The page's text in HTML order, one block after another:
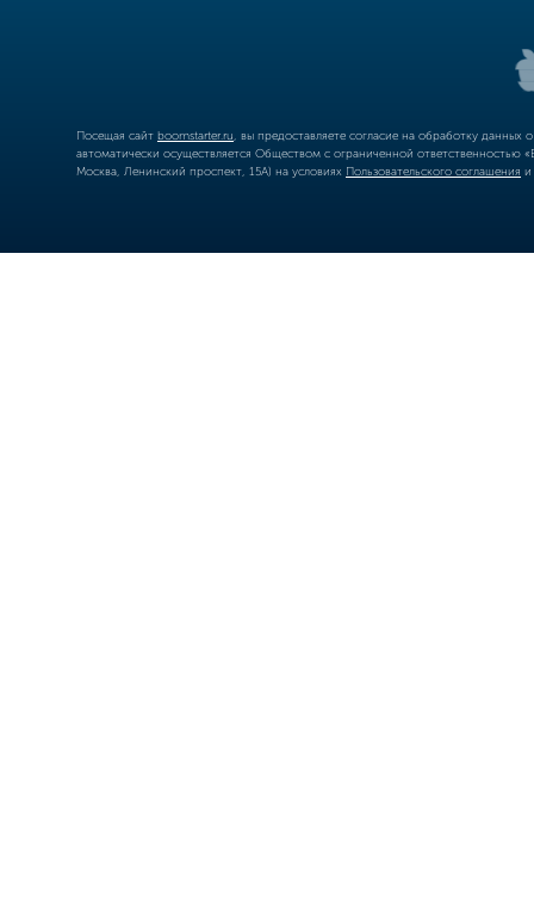
Посещая сайт boomstarter.ru , вы предоставляете согласие на обработку
автоматически осуществляется Обществом с ограниченной
Москва, Ленинский проспект, 15А) на условиях Пользовательского соглашения и